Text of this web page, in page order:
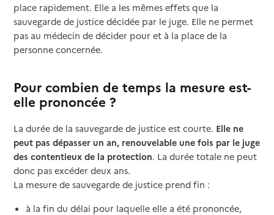
place rapidement. Elle a les mêmes effets que la
sauvegarde de justice décidée par le juge. Elle ne permet
pas au médecin de décider pour et à la place de la
personne concernée.
Pour combien de temps la mesure est-
elle prononcée ?
La durée de la sauvegarde de justice est courte. Elle ne
peut pas dépasser un an, renouvelable une fois par le juge
des contentieux de la protection. La durée totale ne peut
donc pas excéder deux ans.
La mesure de sauvegarde de justice prend fin :
à la fin du délai pour laquelle elle a été prononcée,